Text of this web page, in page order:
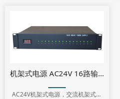
机架式电源 AC24V 16路输出
AC24V机架式电源，交流机架式电